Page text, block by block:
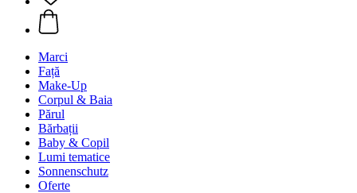
Marci
Față
Make-Up
Corpul & Baia
Părul
Bărbații
Baby & Copil
Lumi tematice
Sonnenschutz
Oferte